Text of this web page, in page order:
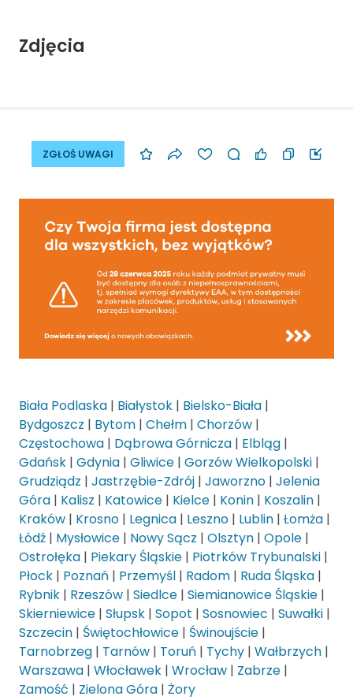
Zdjęcia
ZGŁOŚ UWAGI
Biała Podlaska | Białystok | Bielsko-Biała |
Bydgoszcz | Bytom | Chełm | Chorzów |
Częstochowa | Dąbrowa Górnicza | Elbląg |
Gdańsk | Gdynia | Gliwice | Gorzów Wielkopolski |
Grudziądz | Jastrzębie-Zdrój | Jaworzno | Jelenia
Góra | Kalisz | Katowice | Kielce | Konin | Koszalin |
Kraków | Krosno | Legnica | Leszno | Lublin | Łomża |
Łódź | Mysłowice | Nowy Sącz | Olsztyn | Opole |
Ostrołęka | Piekary Śląskie | Piotrków Trybunalski |
Płock | Poznań | Przemyśl | Radom | Ruda Śląska |
Rybnik | Rzeszów | Siedlce | Siemianowice Śląskie |
Skierniewice | Słupsk | Sopot | Sosnowiec | Suwałki |
Szczecin | Świętochłowice | Świnoujście |
Tarnobrzeg | Tarnów | Toruń | Tychy | Wałbrzych |
Warszawa | Włocławek | Wrocław | Zabrze |
Zamość | Zielona Góra | Żory